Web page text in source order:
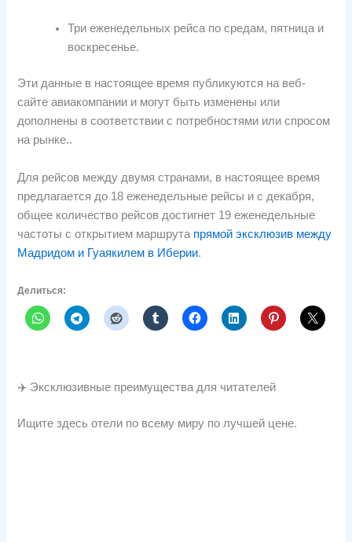
Три еженедельных рейса по средам, пятница и
воскресенье.
Эти данные в настоящее время публикуются на веб-
сайте авиакомпании и могут быть изменены или
дополнены в соответствии с потребностями или спросом
на рынке..
Для рейсов между двумя странами, в настоящее время
предлагается до 18 еженедельные рейсы и с декабря,
общее количество рейсов достигнет 19 еженедельные
частоты с открытием маршрута прямой эксклюзив между
Мадридом и Гуаякилем в Иберии.
Делиться:
✈️ Эксклюзивные преимущества для читателей
Ищите здесь отели по всему миру по лучшей цене.